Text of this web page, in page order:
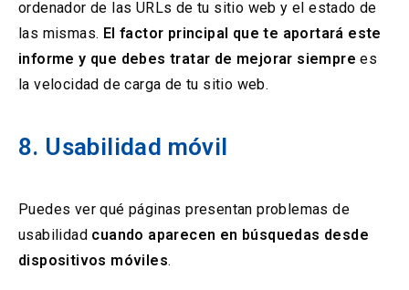
ordenador de las URLs de tu sitio web y el estado de
las mismas. El factor principal que te aportará este
informe y que debes tratar de mejorar siempre es
la velocidad de carga de tu sitio web.
8. Usabilidad móvil
Puedes ver qué páginas presentan problemas de
usabilidad cuando aparecen en búsquedas desde
dispositivos móviles.